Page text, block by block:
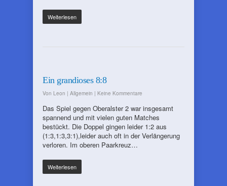
Weiterlesen
Ein grandioses 8:8
Von Leon | Allgemein | Keine Kommentare
Das Spiel gegen Oberalster 2 war insgesamt
spannend und mit vielen guten Matches
bestückt. Die Doppel gingen leider 1:2 aus
(1:3,1:3,3:1),leider auch oft in der Verlängerung
verloren. Im oberen Paarkreuz…
Weiterlesen